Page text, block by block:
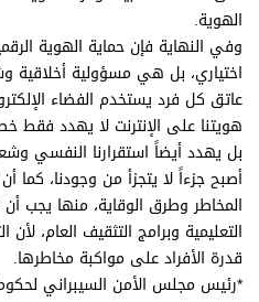
الهوية.
وفي النهاية فإن حماية الهوية
اختياري، بل هي مسؤولية أخلاقية
عاتق كل فرد يستخدم الفضاء
هويتنا على الإنترنت لا يهدد فقط
بل يهدد أيضاً استقرارنا النفسي
أصبح جزءاً لا يتجزأ من وجودنا، كما
المخاطر وطرق الوقاية، منها يجب
التعليمية وبرامج التثقيف العام،
قدرة الأفراد على مواكبة مخاطرها.
*رئيس مجلس الأمن السيبراني